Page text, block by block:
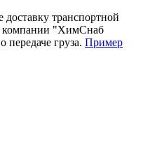
транспортной
компании "ХимСнаб
передаче груза. Пример